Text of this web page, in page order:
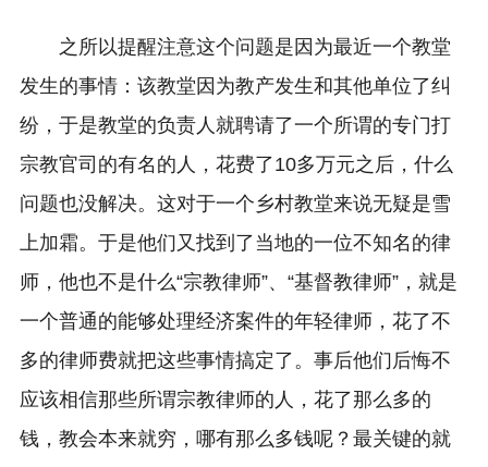
之所以提醒注意这个问题是因为最近一个教堂
发生的事情：该教堂因为教产发生和其他单位了纠
纷，于是教堂的负责人就聘请了一个所谓的专门打
宗教官司的有名的人，花费了10多万元之后，什么
问题也没解决。这对于一个乡村教堂来说无疑是雪
上加霜。于是他们又找到了当地的一位不知名的律
师，他也不是什么“宗教律师”、“基督教律师”，就是
一个普通的能够处理经济案件的年轻律师，花了不
多的律师费就把这些事情搞定了。事后他们后悔不
应该相信那些所谓宗教律师的人，花了那么多的
钱，教会本来就穷，哪有那么多钱呢？最关键的就